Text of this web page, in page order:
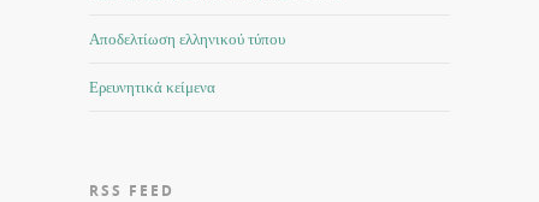
Αποδελτίωση ελληνικού τύπου
Ερευνητικά κείμενα
RSS FEED